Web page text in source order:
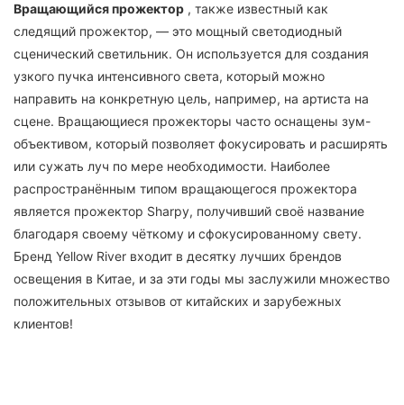
Вращающийся прожектор , также известный как
следящий прожектор, — это мощный светодиодный
сценический светильник. Он используется для создания
узкого пучка интенсивного света, который можно
направить на конкретную цель, например, на артиста на
сцене. Вращающиеся прожекторы часто оснащены зум-
объективом, который позволяет фокусировать и расширять
или сужать луч по мере необходимости. Наиболее
распространённым типом вращающегося прожектора
является прожектор Sharpy, получивший своё название
благодаря своему чёткому и сфокусированному свету.
Бренд Yellow River входит в десятку лучших брендов
освещения в Китае, и за эти годы мы заслужили множество
положительных отзывов от китайских и зарубежных
клиентов!